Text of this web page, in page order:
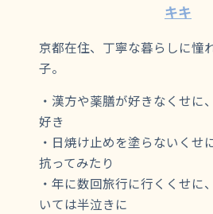
キキ
京都在住、丁寧な暮らしに憧
子。
・漢方や薬膳が好きなくせに
好き
・日焼け止めを塗らないくせ
抗ってみたり
・年に数回旅行に行くくせに
いては半泣きに